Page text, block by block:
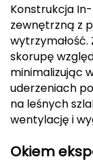
Elmer by Swany
Extremities
F
FASHY
Konstrukcja
zewnętrzną z
wytrzymałość.
skorupę
minimalizując
uderzeniach
na leśnych
wentylację i
Okiem